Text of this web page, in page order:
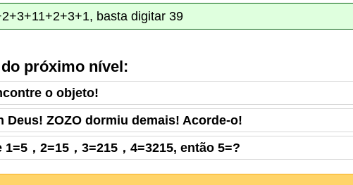
basta digitar 39
próximo nível:
o objeto!
Deus! ZOZO dormiu demais! Acorde-o!
1=5，2=15，3=215，4=3215, então 5=?